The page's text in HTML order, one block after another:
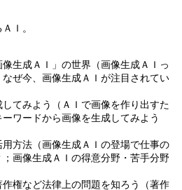
Ｉ。
生成ＡＩ」の世界（画像生成ＡＩっ
ぜ今、画像生成ＡＩが注目されてい
てみよう（ＡＩで画像を作り出すた
ーワードから画像を生成してみよう
方法（画像生成ＡＩの登場で仕事の
画像生成ＡＩの得意分野・苦手分野
権など法律上の問題を知ろう（著作